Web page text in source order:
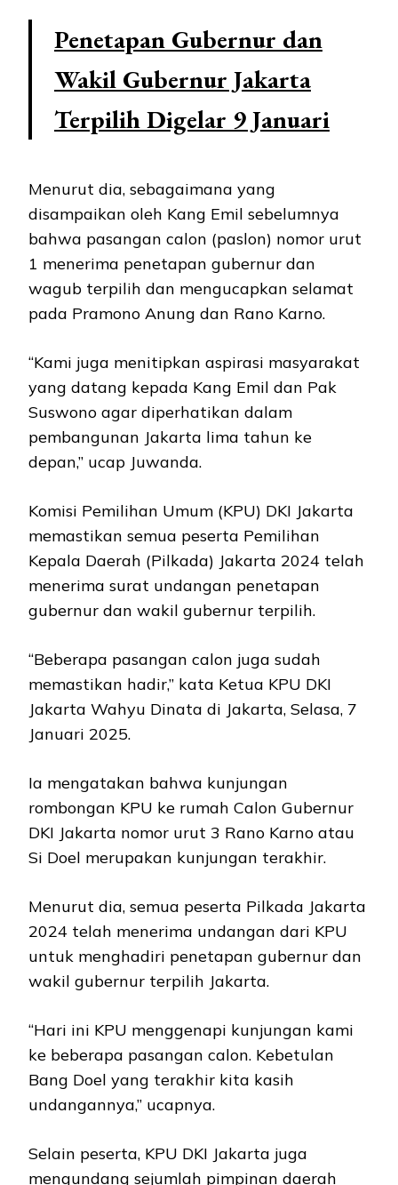
Penetapan Gubernur dan
Wakil Gubernur Jakarta
Terpilih Digelar 9 Januari
Menurut dia, sebagaimana yang
disampaikan oleh Kang Emil sebelumnya
bahwa pasangan calon (paslon) nomor urut
1 menerima penetapan gubernur dan
wagub terpilih dan mengucapkan selamat
pada Pramono Anung dan Rano Karno.
“Kami juga menitipkan aspirasi masyarakat
yang datang kepada Kang Emil dan Pak
Suswono agar diperhatikan dalam
pembangunan Jakarta lima tahun ke
depan,” ucap Juwanda.
Komisi Pemilihan Umum (KPU) DKI Jakarta
memastikan semua peserta Pemilihan
Kepala Daerah (Pilkada) Jakarta 2024 telah
menerima surat undangan penetapan
gubernur dan wakil gubernur terpilih.
“Beberapa pasangan calon juga sudah
memastikan hadir,” kata Ketua KPU DKI
Jakarta Wahyu Dinata di Jakarta, Selasa, 7
Januari 2025.
Ia mengatakan bahwa kunjungan
rombongan KPU ke rumah Calon Gubernur
DKI Jakarta nomor urut 3 Rano Karno atau
Si Doel merupakan kunjungan terakhir.
Menurut dia, semua peserta Pilkada Jakarta
2024 telah menerima undangan dari KPU
untuk menghadiri penetapan gubernur dan
wakil gubernur terpilih Jakarta.
“Hari ini KPU menggenapi kunjungan kami
ke beberapa pasangan calon. Kebetulan
Bang Doel yang terakhir kita kasih
undangannya,” ucapnya.
Selain peserta, KPU DKI Jakarta juga
mengundang sejumlah pimpinan daerah